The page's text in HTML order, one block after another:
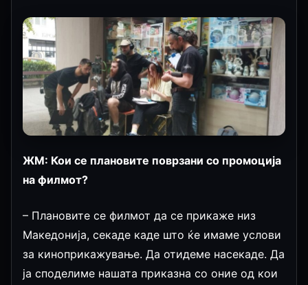
ЖМ: Кои се плановите поврзани со промоција
на филмот?
– Плановите се филмот да се прикаже низ
Македонија, секаде каде што ќе имаме услови
за киноприкажување. Да отидеме насекаде. Да
ја споделиме нашата приказна со оние од кои